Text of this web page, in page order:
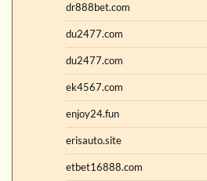
dr888bet.com
du2477.com
du2477.com
ek4567.com
enjoy24.fun
erisauto.site
etbet16888.com